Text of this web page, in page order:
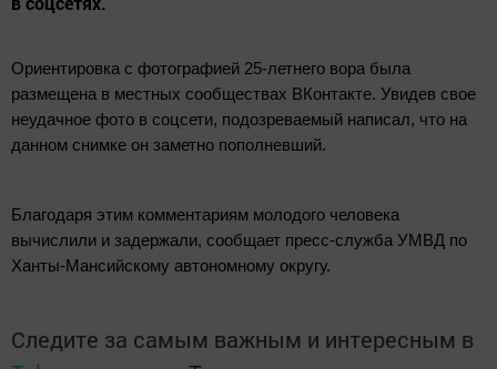
Ориентировка с фотографией 25-летнего вора была
размещена в местных сообществах ВКонтакте. Увидев свое
неудачное фото в соцсети, подозреваемый написал, что на
данном снимке он заметно пополневший.
Благодаря этим комментариям молодого человека
вычислили и задержали, сообщает пресс-служба УМВД по
Ханты-Мансийскому автономному округу.
Следите за самым важным и интересным в